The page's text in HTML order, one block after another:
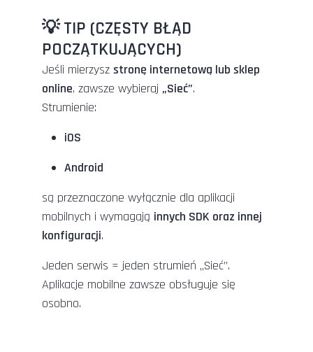
💡 TIP (CZĘSTY BŁĄD
POCZĄTKUJĄCYCH)
Jeśli mierzysz stronę internetową lub sklep
online, zawsze wybieraj „Sieć”.
Strumienie:
iOS
Android
są przeznaczone wyłącznie dla aplikacji
mobilnych i wymagają innych SDK oraz innej
konfiguracji.
Jeden serwis = jeden strumień „Sieć”.
Aplikacje mobilne zawsze obsługuje się
osobno.